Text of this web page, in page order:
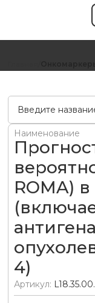
Наименование
ROMA)
4)
Артикул: